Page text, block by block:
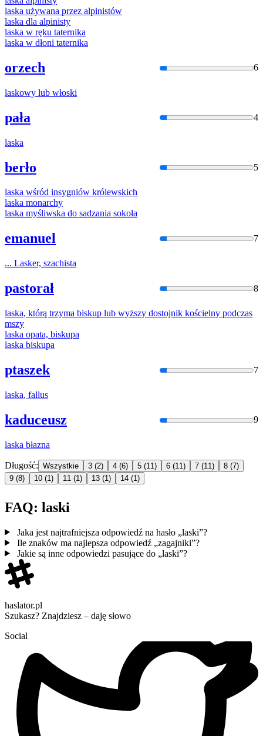
laska używana przez alpinistów
laska dla alpinisty
laska w ręku taternika
laska w dłoni taternika
orzech 6
laskowy lub włoski
pała 4
laska
berło 5
laska wśród insygniów królewskich
laska monarchy
laska myśliwska do sadzania sokoła
emanuel 7
... Lasker, szachista
pastorał 8
laska, którą trzyma biskup lub wyższy dostojnik kościelny podczas
mszy
laska opata, biskupa
laska biskupa
ptaszek 7
laska, fallus
kaduceusz 9
laska błazna
Długość: Wszystkie 3 (2) 4 (6) 5 (11) 6 (11) 7 (11) 8 (7)
9 (8) 10 (1) 11 (1) 13 (1) 14 (1)
FAQ: laski
Jaka jest najtrafniejsza odpowiedź na hasło „laski”?
Ile znaków ma najlepsza odpowiedź „zagajniki”?
Jakie są inne odpowiedzi pasujące do „laski”?
haslator.pl
Szukasz? Znajdziesz – daję słowo
Social